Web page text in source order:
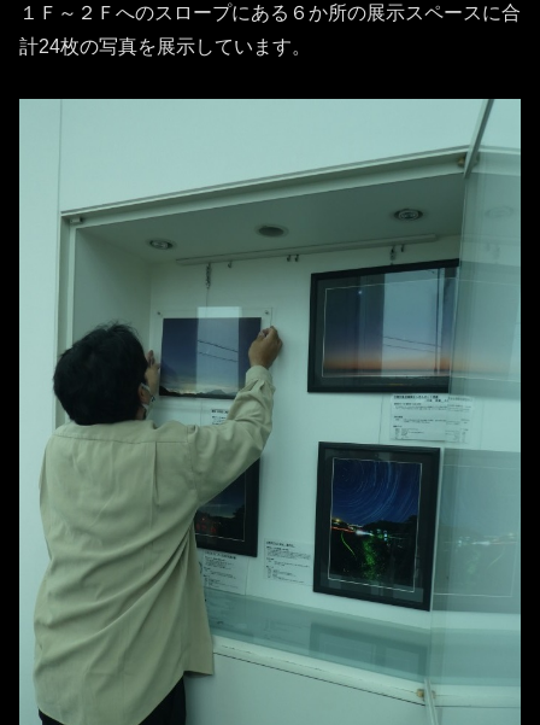
１Ｆ～２Ｆへのスロープにある６か所の展示スペースに合
計24枚の写真を展示しています。